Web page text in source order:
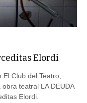
Elordi
Club del Teatro,
teatral LA DEUDA
Elordi.